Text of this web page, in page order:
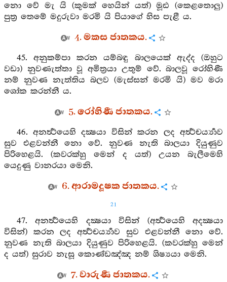
නො වේ මැ යි (කුමක් හෙයින් යත්) මූඪ (කෙළතොලු)
පුත්‍ර තෙමේ මදුරුවා මරමි යි පියාගේ හිස පැළී ය.
4. මකස ජාතකය.
45. අනුකම්පා කරන යම්බඳු බාලයෙක් ඇද්ද (ඔහුට
වඩා) නුවණැත්තා වූ අමිත්‍රයා උතුම් වේ. බාලවූ රෝහිණී
නම් නුවණ නැත්තිය බලව (මැස්සන් මරමි යි) මව මරා
ශෝක කරන්නී ය.
5. රෝහිණී ජාතකය.
46. අනර්‍ත්‍ථයෙහි දක්‍ෂයා විසින් කරන ලද අර්‍ත්‍ථචර්‍ය්‍යාව
සුව එළවන්නී නො වේ. නුවණ නැති බාලයා දියුණුව
පිරිහෙළයි. (කවරක්හු මෙන් ද යත්) උයන බැලීමෙහි
යෙදුණු වානරයා මෙනි.
6. ආරාමදූෂක ජාතකය.
21
47. අනර්‍ත්‍ථයෙහි දක්‍ෂයා විසින් (අර්‍ත්‍ථයෙහි අදක්‍ෂයා
විසින්) කරන ලද අර්‍ත්‍ථචර්‍ය්‍යාව සුව එළවන්නී නො වේ.
නුවණ නැති බාලයා දියුණුව පිරිහෙළයි. (කවරක්හු මෙන්
ද යත්) සුරාව නැසූ කොණ්ඩඤ්ඤ නම් ශිෂ්‍යයා මෙනි.
7. වාරුණී ජාතකය.